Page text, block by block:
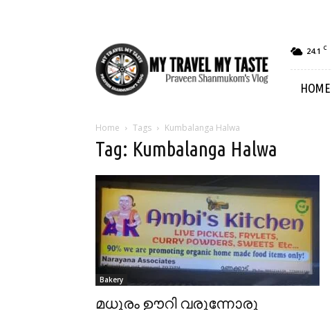
Travel
My
Taste
24.1 C
HOME
Home Tags Kumbalanga Halwa
Tag: Kumbalanga Halwa
Bakery
മധുരം ഊറി വരുന്നോരു